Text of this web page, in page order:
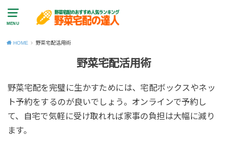
MENU
HOME 野菜宅配活用術
野菜宅配活用術
野菜宅配を完璧に生かすためには、宅配ボックスやネッ
ト予約をするのが良いでしょう。オンラインで予約し
て、自宅で気軽に受け取れれば家事の負担は大幅に減り
ます。